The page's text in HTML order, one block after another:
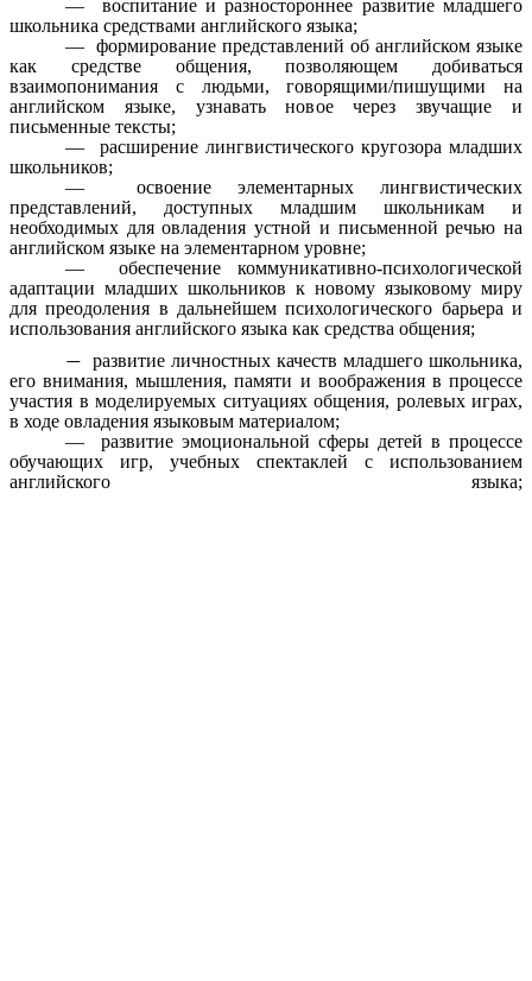
— воспитание и разностороннее развитие младшего
школьника средствами английского языка;
— формирование представлений об английском языке
как средстве общения, позволяющем добиваться
взаимопонимания с людьми, говорящими/пишущими на
английском языке, узнавать новое через звучащие и
письменные тексты;
— расширение лингвистического кругозора младших
школьников;
— освоение элементарных лингвистических
представлений, доступных младшим школьникам и
необходимых для овладения устной и письменной речью на
английском языке на элементарном уровне;
— обеспечение коммуникативно-психологической
адаптации младших школьников к новому языковому миру
для преодоления в дальнейшем психологического барьера и
использования английского языка как средства общения;
— развитие личностных качеств младшего школьника,
его внимания, мышления, памяти и воображения в процессе
участия в моделируемых ситуациях общения, ролевых играх,
в ходе овладения языковым материалом;
— развитие эмоциональной сферы детей в процессе
обучающих игр, учебных спектаклей с использованием
английского языка;